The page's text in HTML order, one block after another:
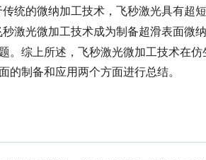
传统的微纳加工技术，飞秒激光具有超
秒激光微加工技术成为制备超滑表面微
。综上所述，飞秒激光微加工技术在仿
制备和应用两个方面进行总结。